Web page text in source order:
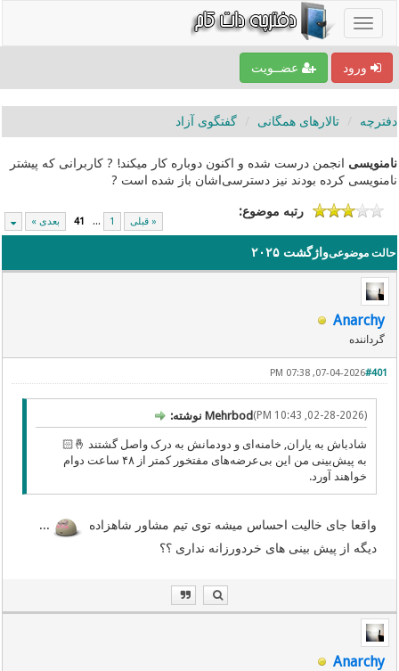
ورود عضــویت
دفترچه تالارهای همگانی گفتگوی آزاد
نامنویسی انجمن درست شده و اکنون دوباره کار میکند! ? کاربرانی که پیشتر
نامنویسی کرده بودند نیز دسترسی‌اشان باز شده است ?
« قبلی 1
...
41 بعدی »
رتبه موضوع:
حالت موضوعیواژگشت ۲۰۲۵
Anarchy
گرداننده
#401
07-04-2026, 07:38 PM
(02-28-2026, 10:43 PM) Mehrbod نوشته:
شادباش به یاران, خامنه‌ای و دودمانش به درک واصل گشتند 🤞🏻
به پیش‌بینی من این بی‌عرضه‌های مفتخور کمتر از ۴۸ ساعت دوام
خواهند آورد.
واقعا جای خالیت احساس میشه توی تیم مشاور شاهزاده
...
دیگه از پیش بینی های خردورزانه نداری ؟؟
Anarchy